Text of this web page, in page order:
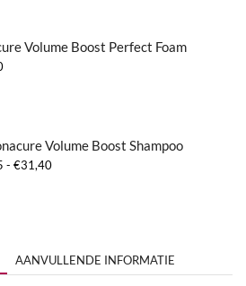
Volume Boost Perfect Foam
Volume Boost Shampoo
- €31,40Prijsklasse:
AANVULLENDE INFORMATIE